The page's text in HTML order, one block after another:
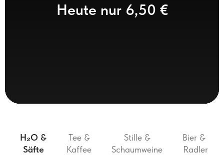
Heute nur 6,50 €
H₂O &
Säfte
Tee &
Kaffee
Stille &
Schaumweine
Bier &
Radler